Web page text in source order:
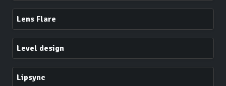
Lens Flare
Level design
Lipsync